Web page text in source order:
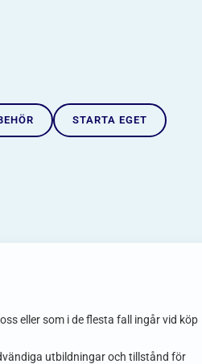
STARTA EGET
eller som i de flesta fall ingår vid köp
utbildningar och tillstånd för